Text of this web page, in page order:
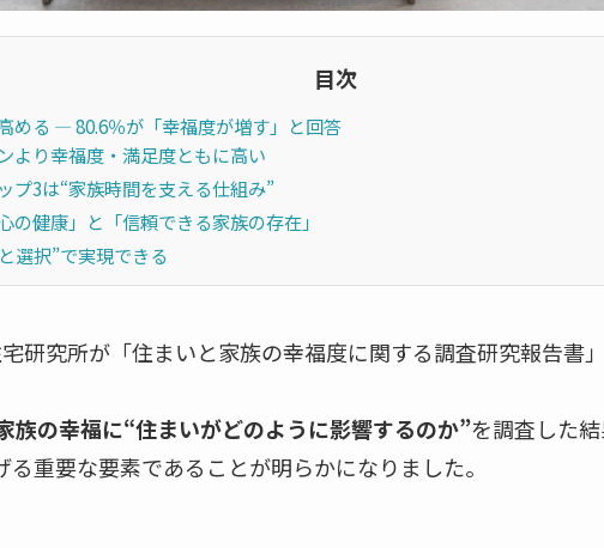
目次
める ― 80.6％が「幸福度が増す」と回答
より幸福度・満足度ともに高い
プ3は“家族時間を支える仕組み”
の健康」と「信頼できる家族の存在」
選択”で実現できる
研究所が「住まいと家族の幸福度に関する調査研究報告書
族の幸福に“住まいがどのように影響するのか”を調査した
る重要な要素であることが明らかになりました。